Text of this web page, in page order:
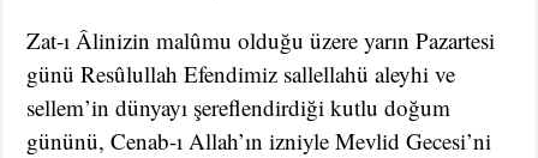
Zat-ı Âlinizin malûmu olduğu üzere yarın Pazartesi
günü Resûlullah Efendimiz sallellahü aleyhi ve
sellem’in dünyayı şereflendirdiği kutlu doğum
gününü, Cenab-ı Allah’ın izniyle Mevlid Gecesi’ni